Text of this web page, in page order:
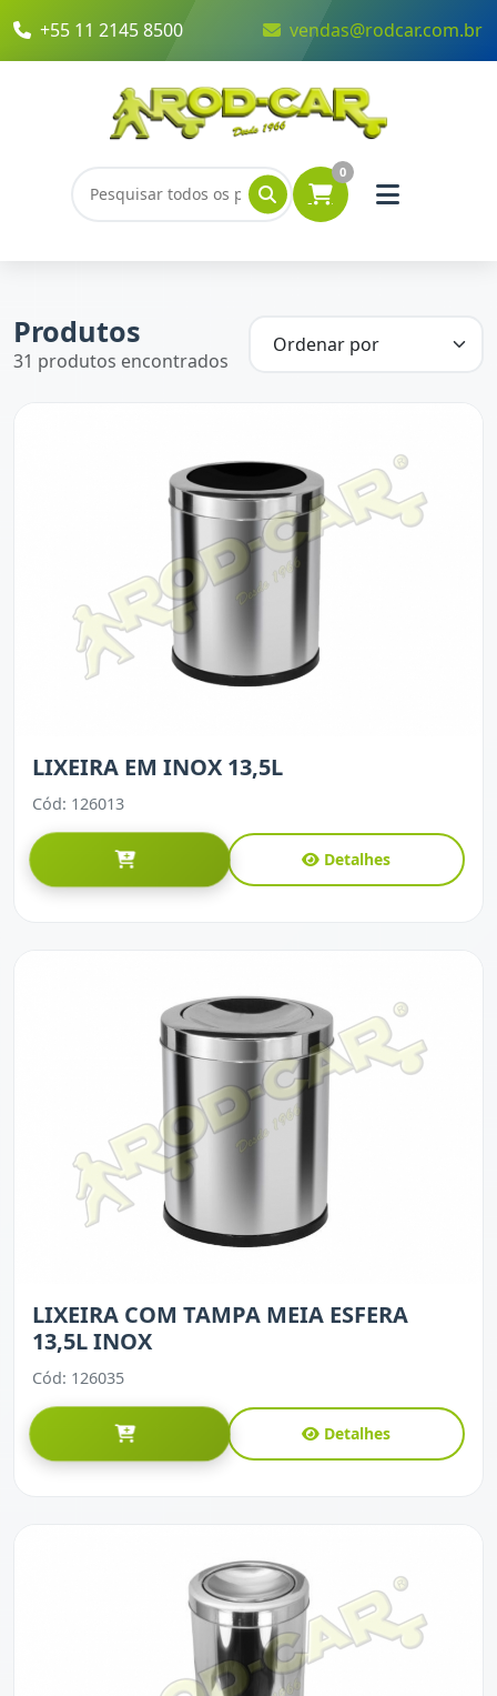
+55 11 2145 8500 vendas@rodcar.com.br
0
Produtos
31 produtos encontrados
LIXEIRA EM INOX 13,5L
Cód: 126013
Detalhes
LIXEIRA COM TAMPA MEIA ESFERA
13,5L INOX
Cód: 126035
Detalhes